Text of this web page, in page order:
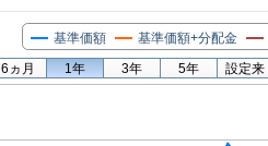
基準価額 基準価額+分配金
6ヵ月 1年 3年 5年 設定来